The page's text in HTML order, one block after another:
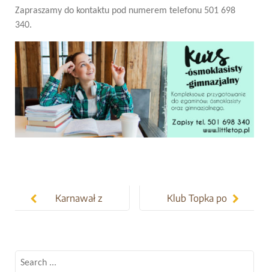
Zapraszamy do kontaktu pod numerem telefonu 501 698
340.
navigation Karnawał z
Klub Topka po
Search